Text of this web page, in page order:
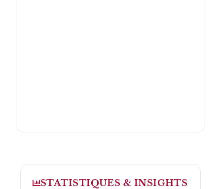
STATISTIQUES & INSIGHTS